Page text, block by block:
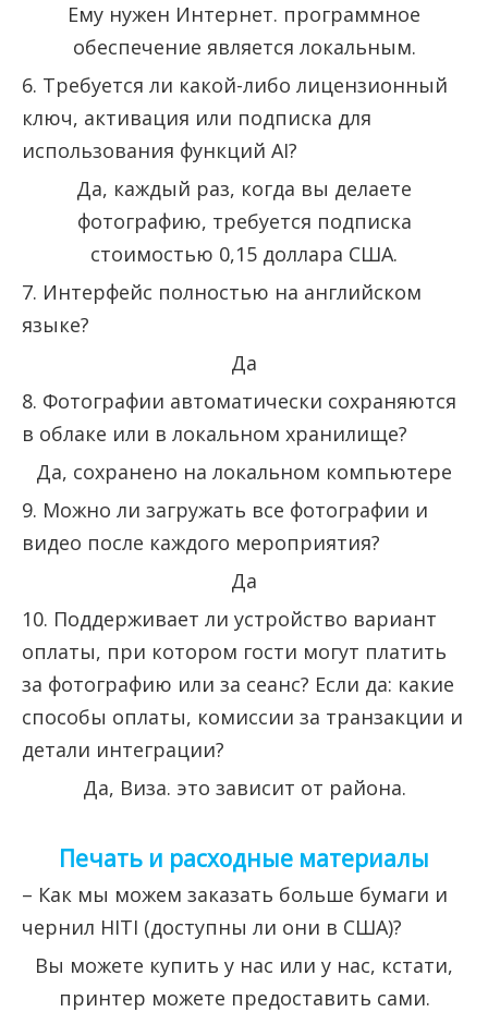
Ему нужен Интернет. программное
обеспечение является локальным.
6. Требуется ли какой-либо лицензионный
ключ, активация или подписка для
использования функций AI?
Да, каждый раз, когда вы делаете
фотографию, требуется подписка
стоимостью 0,15 доллара США.
7. Интерфейс полностью на английском
языке?
Да
8. Фотографии автоматически сохраняются
в облаке или в локальном хранилище?
Да, сохранено на локальном компьютере
9. Можно ли загружать все фотографии и
видео после каждого мероприятия?
Да
10. Поддерживает ли устройство вариант
оплаты, при котором гости могут платить
за фотографию или за сеанс? Если да: какие
способы оплаты, комиссии за транзакции и
детали интеграции?
Да, Виза. это зависит от района.
Печать и расходные материалы
– Как мы можем заказать больше бумаги и
чернил HITI (доступны ли они в США)?
Вы можете купить у нас или у нас, кстати,
принтер можете предоставить сами.